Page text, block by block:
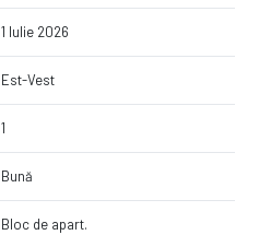
1 Iulie 2026
Est-Vest
1
Bună
Bloc de apart.